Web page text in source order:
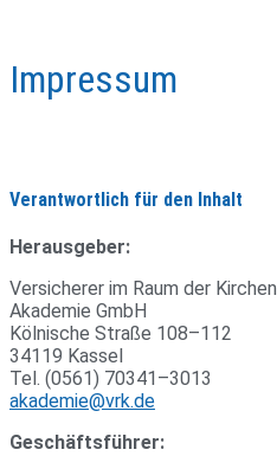
Impressum
Verantwortlich für den Inhalt
Her­aus­geber:
Ver­si­cherer im Raum der Kir­chen
Aka­demie GmbH
Köl­ni­sche Straße 108–112
34119 Kassel
Tel. (0561) 70341–3013
akademie@vrk.de
Geschäfts­führer: